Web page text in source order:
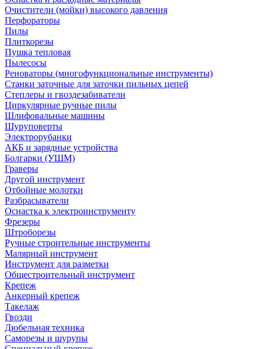
Очистители (мойки) высокого давления
Перфораторы
Пилы
Плиткорезы
Пушка тепловая
Пылесосы
Реноваторы (многофункциональные инструменты)
Станки заточные для заточки пильных цепей
Степлеры и гвоздезабиватели
Циркулярные ручные пилы
Шлифовальные машины
Шуруповерты
Электрорубанки
АКБ и зарядные устройства
Болгарки (УШМ)
Граверы
Другой инструмент
Отбойные молотки
Разбрасыватели
Оснастка к электроинструменту
Фрезеры
Штроборезы
Ручные строительные инструменты
Малярный инструмент
Инструмент для разметки
Общестроительный инструмент
Крепеж
Анкерный крепеж
Такелаж
Гвозди
Дюбельная техника
Саморезы и шурупы